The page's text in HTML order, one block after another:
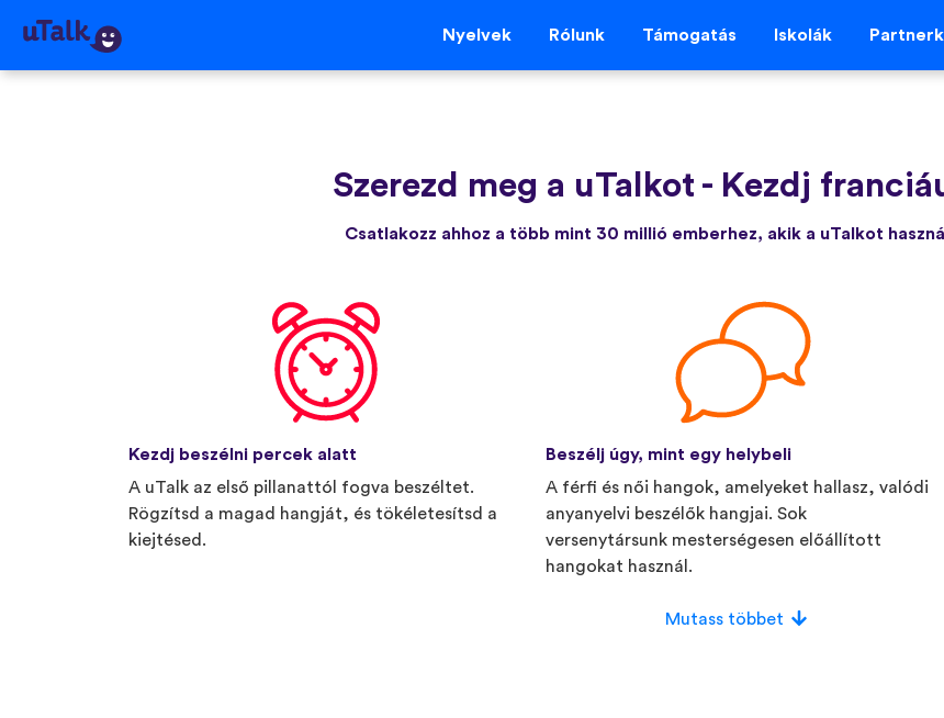
Nyelvek Rólunk Támogatás Iskolák
Szerezd meg a uTalkot - Kezdj
Csatlakozz ahhoz a több mint 30 millió emberhez, akik a uTalkot
Kezdj beszélni percek alatt
A uTalk az első pillanattól fogva beszéltet.
Rögzítsd a magad hangját, és tökéletesítsd a
kiejtésed.
Beszélj úgy, mint egy helybeli
A férfi és női hangok, amelyeket hallasz, valódi
anyanyelvi beszélők hangjai. Sok
versenytársunk mesterségesen előállított
hangokat használ.
Mutass többet